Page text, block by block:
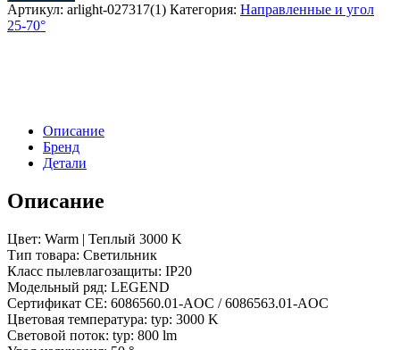
Артикул: arlight-027317(1) Категория: Направленные и угол
25-70°
Описание
Бренд
Детали
Описание
Цвет: Warm | Теплый 3000 K
Тип товара: Светильник
Класс пылевлагозащиты: IP20
Модельный ряд: LEGEND
Сертификат CE: 6086560.01-AOC / 6086563.01-AOC
Цветовая температура: typ: 3000 K
Световой поток: typ: 800 lm